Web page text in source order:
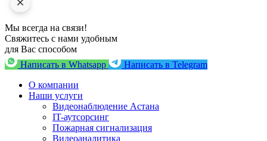
Мы всегда на связи!
Свяжитесь с нами удобным
для Вас способом
Написать в Whatsapp
Написать в Telegram
О компании
Наши услуги
Видеонаблюдение Астана
IT-аутсорсинг
Пожарная сигнализация
Видеоаналитика